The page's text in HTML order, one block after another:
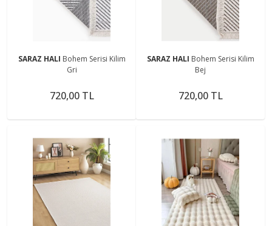
SARAZ HALI Bohem Serisi Kilim
Gri
720,00 TL
SARAZ HALI Bohem Serisi Kilim
Bej
720,00 TL